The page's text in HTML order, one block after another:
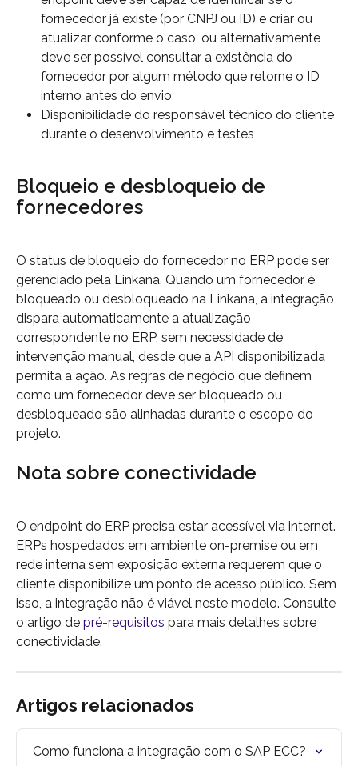
fornecedor já existe (por CNPJ ou ID) e criar ou
atualizar conforme o caso, ou alternativamente
deve ser possível consultar a existência do
fornecedor por algum método que retorne o ID
interno antes do envio
Disponibilidade do responsável técnico do cliente
durante o desenvolvimento e testes
Bloqueio e desbloqueio de
fornecedores
O status de bloqueio do fornecedor no ERP pode ser
gerenciado pela Linkana. Quando um fornecedor é
bloqueado ou desbloqueado na Linkana, a integração
dispara automaticamente a atualização
correspondente no ERP, sem necessidade de
intervenção manual, desde que a API disponibilizada
permita a ação. As regras de negócio que definem
como um fornecedor deve ser bloqueado ou
desbloqueado são alinhadas durante o escopo do
projeto.
Nota sobre conectividade
O endpoint do ERP precisa estar acessível via internet.
ERPs hospedados em ambiente on-premise ou em
rede interna sem exposição externa requerem que o
cliente disponibilize um ponto de acesso público. Sem
isso, a integração não é viável neste modelo. Consulte
o artigo de pré-requisitos para mais detalhes sobre
conectividade.
Artigos relacionados
Como funciona a integração com o SAP ECC?